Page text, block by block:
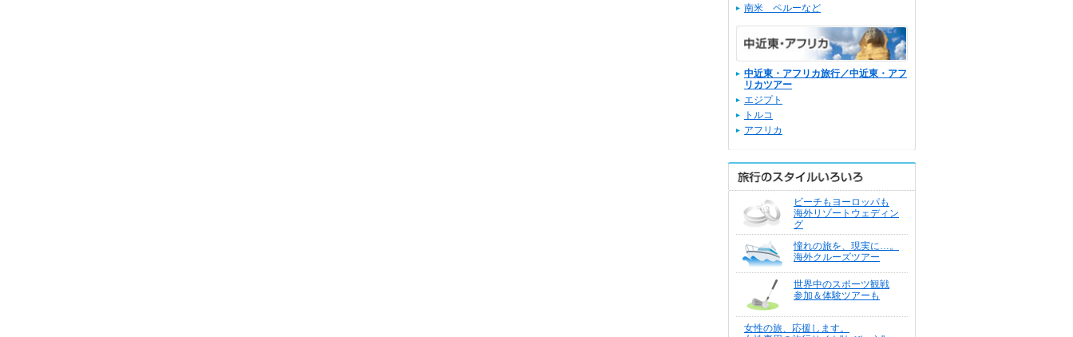
南米 ペルーなど
中近東・アフリカ旅行／中近東・アフ
リカツアー
エジプト
トルコ
アフリカ
ビーチもヨーロッパも
海外リゾートウェディン
グ
憧れの旅を、現実に…。
海外クルーズツアー
世界中のスポーツ観戦
参加＆体験ツアーも
女性の旅、応援します。